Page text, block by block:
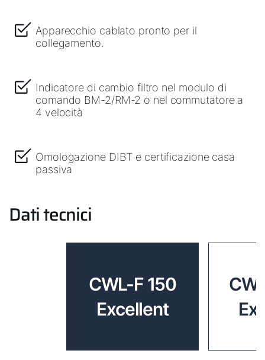
Apparecchio cablato pronto per il
collegamento.
Indicatore di cambio filtro nel modulo di
comando BM-2/RM-2 o nel commutatore a
4 velocità
Omologazione DIBT e certificazione casa
passiva
Dati tecnici
CWL-F 150
Excellent